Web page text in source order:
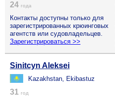
24 года
Контакты доступны только для
зарегистрированных крюинговых
агентств или судовладельцев.
Зарегистрироваться >>
Sinitcyn Aleksei
Kazakhstan, Ekibastuz
31 год